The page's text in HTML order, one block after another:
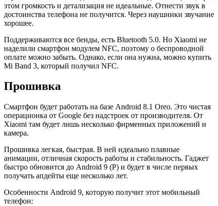
этом громкость и детализация не идеальные. Отнести звук в
достоинства телефона не получится. Через наушники звучание
хорошее.
Поддерживаются все бенды, есть Bluetooth 5.0. Но Xiaomi не
наделили смартфон модулем NFC, поэтому о беспроводной
оплате можно забыть. Однако, если она нужна, можно купить
Mi Band 3, который получил NFC.
Прошивка
Смартфон будет работать на базе Android 8.1 Oreo. Это чистая
операционка от Google без надстроек от производителя. От
Xiaomi там будет лишь несколько фирменных приложений и
камера.
Прошивка легкая, быстрая. В ней идеально плавные
анимации, отличная скорость работы и стабильность. Гаджет
быстро обновится до Android 9 (P) и будет в числе первых
получать апдейты еще несколько лет.
Особенности Android 9, которую получит этот мобильный
телефон: